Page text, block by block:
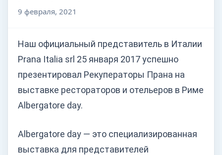
9 февраля, 2021
Наш официальный представитель в Италии
Prana Italia srl 25 января 2017 успешно
презентировал Рекуператоры Прана на
выставке рестораторов и отельеров в Риме
Аlbergatore day.
Аlbergatore day — это специализированная
выставка для представителей